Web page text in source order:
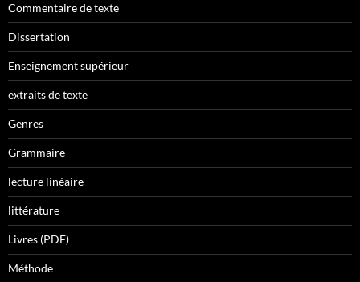
Commentaire de texte
Dissertation
Enseignement supérieur
extraits de texte
Genres
Grammaire
lecture linéaire
littérature
Livres (PDF)
Méthode